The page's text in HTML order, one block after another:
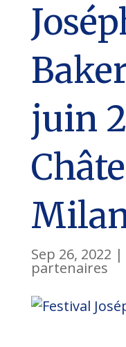
juin
Sep 26, 2022 |
partenaires